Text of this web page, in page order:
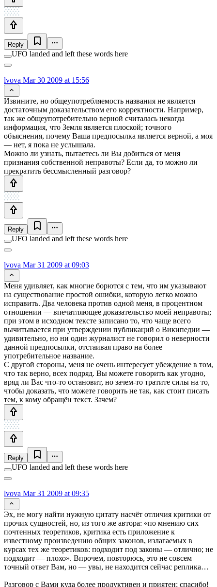
Reply
UFO landed and left these words here
lvova Mar 30 2009 at 15:56
Извините, но общеупотребляемость названия не является
достаточным доказательством его корректности. Например,
так же общеупотребительно верной считалась некогда
информация, что Земля является плоской; точного
объяснения, почему Ваша предпосылка является верной, а моя
— нет, я пока не услышала.
Можно ли узнать, пытаетесь ли Вы добиться от меня
признания собственной неправоты? Если да, то можно ли
прекратить бессмысленный разговор?
Reply
UFO landed and left these words here
lvova Mar 31 2009 at 09:03
Меня удивляет, как многие борются с тем, что им указывают
на существование простой ошибки, которую легко можно
исправить. Два человека против одной меня, в процентном
отношении — впечатляющее доказательство моей неправоты;
при этом в исходном тексте записано то, что чаще всего
вычитывается при утверждении публикаций о Википедии —
удивительно, но ни один журналист не говорил о неверности
данной предпосылки, отстаивая право на более
употребительное название.
С другой стороны, меня не очень интересует убеждение в том,
что так верно, всех подряд. Вы можете говорить как угодно,
вряд ли Вас что-то остановит, но зачем-то тратите силы на то,
чтобы доказать, что можете говорить не так, как стоит писать
тем, к кому обращён текст. Зачем?
Reply
UFO landed and left these words here
lvova Mar 31 2009 at 09:35
Эх, не могу найти нужную цитату насчёт отличия критики от
прочих сущностей, но, из того же автора: «по мнению сих
почтенных теоретиков, критика есть приложение к
известному произведению общих законов, излагаемых в
курсах тех же теоретиков: подходит под законы — отлично; не
подходит — плохо». Впрочем, повторюсь, это не совсем
точный ответ Вам, но — увы, не находится сейчас реплика…
Разговор с Вами куда более продуктивен и приятен; спасибо!